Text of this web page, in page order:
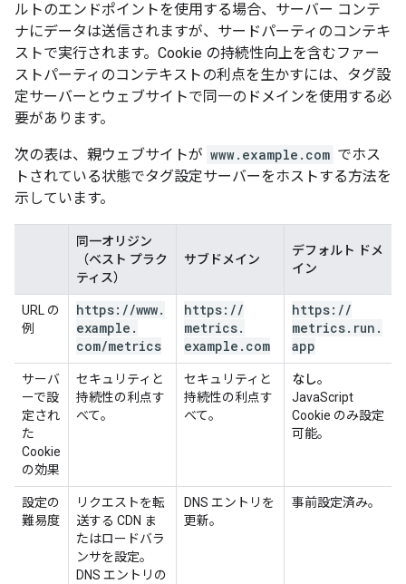
ルトのエンドポイントを使用する場合、サーバー コンテ
ナにデータは送信されますが、サードパーティのコンテキ
ストで実行されます。Cookie の持続性向上を含むファー
ストパーティのコンテキストの利点を生かすには、タグ設
定サーバーとウェブサイトで同一のドメインを使用する必
要があります。
次の表は、親ウェブサイトが www.example.com でホス
トされている状態でタグ設定サーバーをホストする方法を
示しています。
同一オリジン
（ベスト プラク
ティス）
サブドメイン
デフォルト ドメ
イン
URL の
例
https: //www.
example .
com/metrics
https: //
metrics.
example . com
https: //
metrics. run .
app
サーバ
ーで設
定され
た
Cookie
の効果
セキュリティと
持続性の利点す
べて。
セキュリティと
持続性の利点す
べて。
なし。
JavaScript
Cookie のみ設定
可能。
設定の
難易度
リクエストを転
送する CDN ま
たはロードバラ
ンサを設定。
DNS エントリの
DNS エントリを
更新。
事前設定済み。